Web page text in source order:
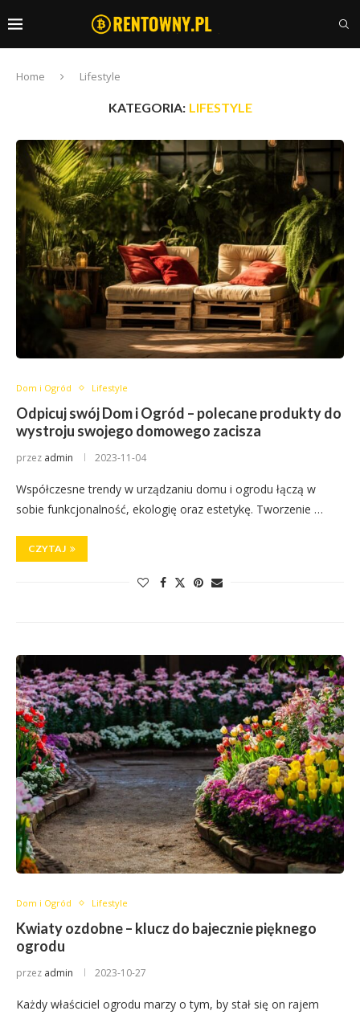
Home Lifestyle
KATEGORIA: LIFESTYLE
Dom i Ogród Lifestyle
Odpicuj swój Dom i Ogród – polecane produkty do
wystroju swojego domowego zacisza
przez admin 2023-11-04
Współczesne trendy w urządzaniu domu i ogrodu łączą w
sobie funkcjonalność, ekologię oraz estetykę. Tworzenie …
CZYTAJ
Dom i Ogród Lifestyle
Kwiaty ozdobne – klucz do bajecznie pięknego
ogrodu
przez admin 2023-10-27
Każdy właściciel ogrodu marzy o tym, by stał się on rajem